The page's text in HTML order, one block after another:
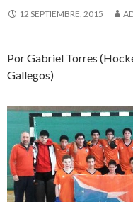
12 SEPTIEMBRE, 2015
Por Gabriel Torres
Gallegos)